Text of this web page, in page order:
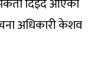
अधिकारी केशव